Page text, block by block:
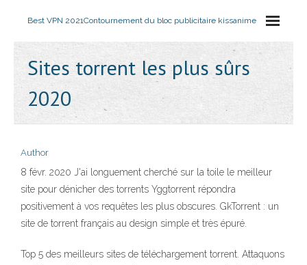
Best VPN 2021Contournement du bloc publicitaire kissanime
Sites torrent les plus sûrs
2020
Author
8 févr. 2020 J'ai longuement cherché sur la toile le meilleur
site pour dénicher des torrents Yggtorrent répondra
positivement à vos requêtes les plus obscures. GkTorrent : un
site de torrent français au design simple et très épuré.
Top 5 des meilleurs sites de téléchargement torrent. Attaquons